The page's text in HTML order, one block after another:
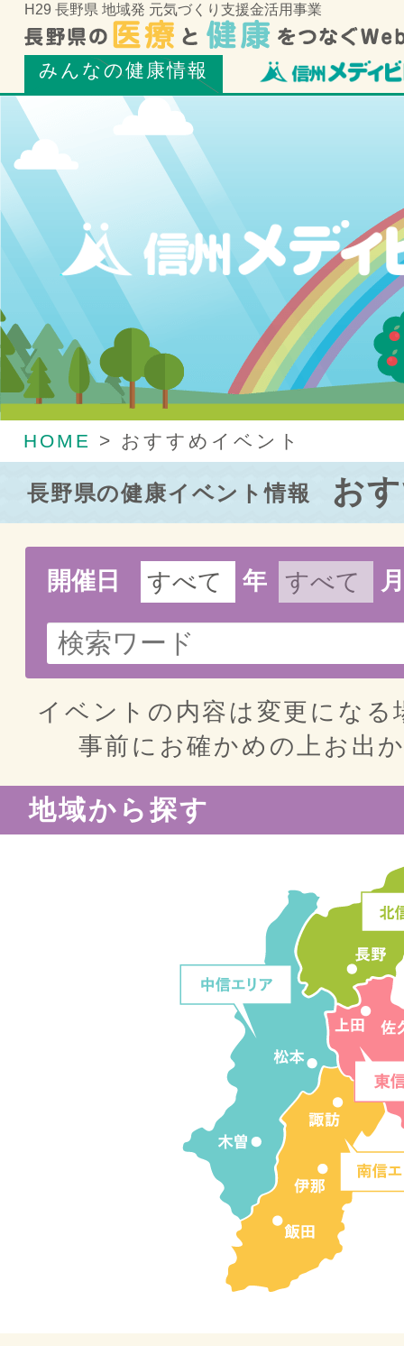
H29 長野県 地域発 元気づくり支援金活用事業
みんなの健康情報
HOME > おすすめイベント
長野県の健康イベント情報 お
開催日 年
イベントの内容は変更になる
事前にお確かめの上お出
地域から探す